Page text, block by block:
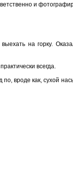
и
на горку.
всегда.
вроде как, сухой